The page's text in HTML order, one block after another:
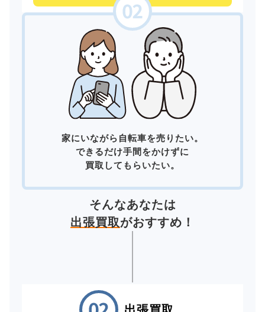
家にいながら自転車を売りたい。
できるだけ手間をかけずに
買取してもらいたい。
そんなあなたは
出張買取がおすすめ！